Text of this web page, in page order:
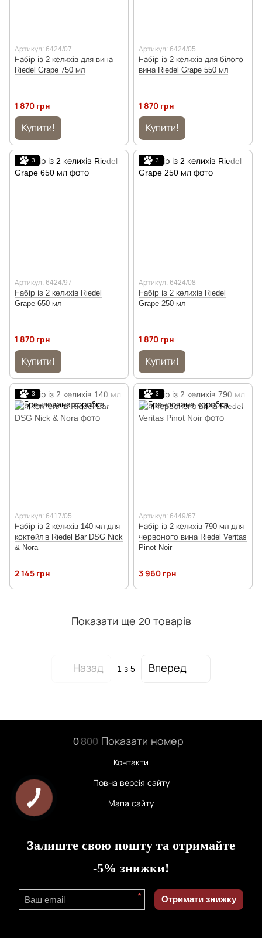
Артикул: 6424/07
Набір із 2 келихів для вина
Riedel Grape 750 мл
1 870 грн
Купити!
Артикул: 6424/05
Набір із 2 келихів для білого
вина Riedel Grape 550 мл
1 870 грн
Купити!
3
Артикул: 6424/97
Набір із 2 келихів Riedel
Grape 650 мл
1 870 грн
Купити!
3
Артикул: 6424/08
Набір із 2 келихів Riedel
Grape 250 мл
1 870 грн
Купити!
3
Артикул: 6417/05
Набір із 2 келихів 140 мл для
коктейлів Riedel Bar DSG Nick
& Nora
2 145 грн
3
Артикул: 6449/67
Набір із 2 келихів 790 мл для
червоного вина Riedel Veritas
Pinot Noir
3 960 грн
Показати ще 20 товарів
Назад 1 з 5 Вперед
0 800 Показати номер
Контакти
Повна версія сайту
Мапа сайту
Залиште свою пошту та отримайте
-5% знижки!
* Отримати знижку